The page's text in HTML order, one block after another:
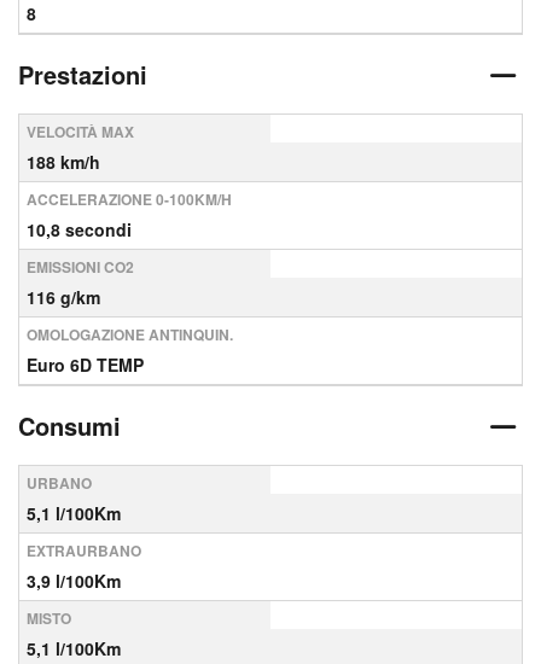
8
Prestazioni
VELOCITÀ MAX
188 km/h
ACCELERAZIONE 0-100KM/H
10,8 secondi
EMISSIONI CO2
116 g/km
OMOLOGAZIONE ANTINQUIN.
Euro 6D TEMP
Consumi
URBANO
5,1 l/100Km
EXTRAURBANO
3,9 l/100Km
MISTO
5,1 l/100Km